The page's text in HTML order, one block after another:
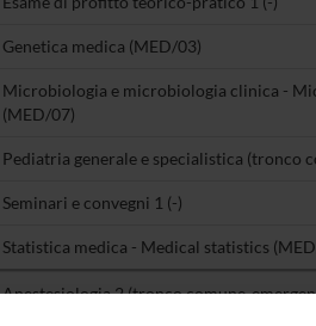
Genetica medica (MED/03)
Microbiologia e microbiologia clinica -
(MED/07)
Pediatria generale e specialistica (tronco
Seminari e convegni 1 (-)
Statistica medica - Medical statistics
Anestesiologia 2 (tronco comune-